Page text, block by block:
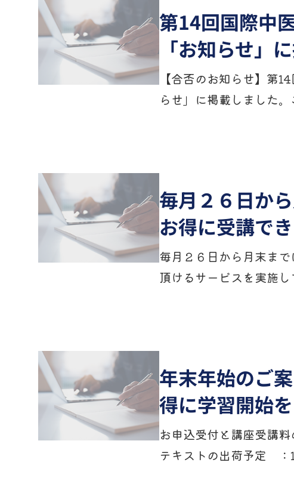
第14回国際中
「お知らせ」
【合否のお知らせ】第
らせ」に掲載しました
毎月２６日か
お得に受講でき
毎月２６日から月末ま
頂けるサービスを実施
年末年始のご
得に学習開始
お申込受付と講座受講
テキストの出荷予定